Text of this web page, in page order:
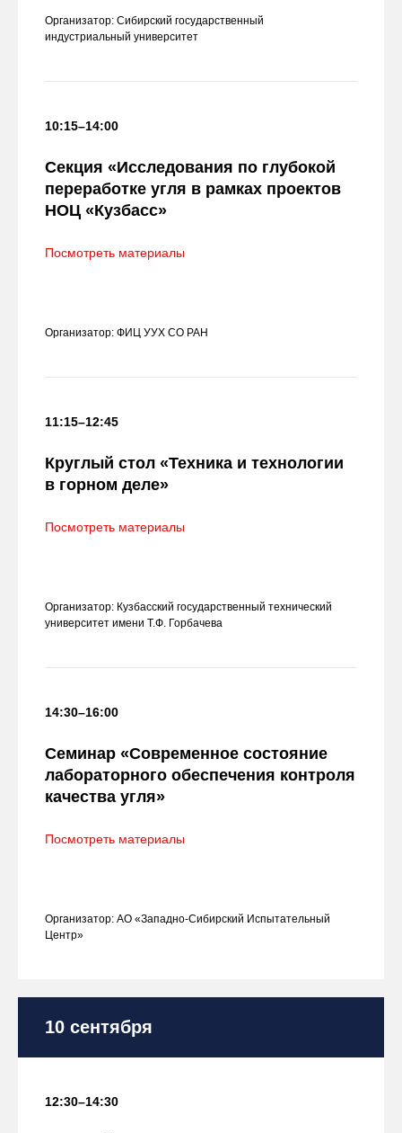
Организатор: Сибирский государственный
индустриальный университет
10:15–14:00
Секция «Исследования по глубокой
переработке угля в рамках проектов
НОЦ «Кузбасс»
Посмотреть материалы
Организатор: ФИЦ УУХ СО РАН
11:15–12:45
Круглый стол «Техника и технологии
в горном деле»
Посмотреть материалы
Организатор: Кузбасский государственный технический
университет имени Т.Ф. Горбачева
14:30–16:00
Семинар «Современное состояние
лабораторного обеспечения контроля
качества угля»
Посмотреть материалы
Организатор: АО «Западно-Сибирский Испытательный
Центр»
10 сентября
12:30–14:30